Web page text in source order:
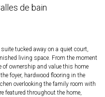
de bain
tucked away on a quiet court,
living space. From the moment
of ownership and value this home
foyer, hardwood flooring in the
overlooking the family room with
featured throughout the home,